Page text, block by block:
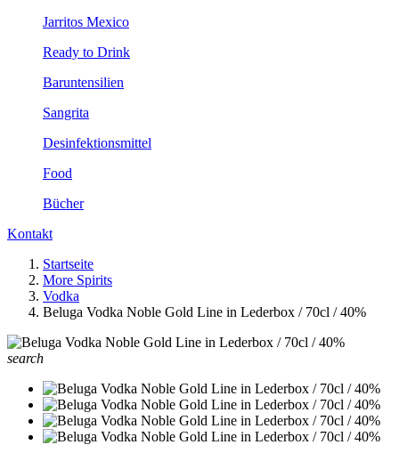
Jarritos Mexico
Ready to Drink
Baruntensilien
Sangrita
Desinfektionsmittel
Food
Bücher
Kontakt
Startseite
More Spirits
Vodka
Beluga Vodka Noble Gold Line in Lederbox / 70cl / 40%
search